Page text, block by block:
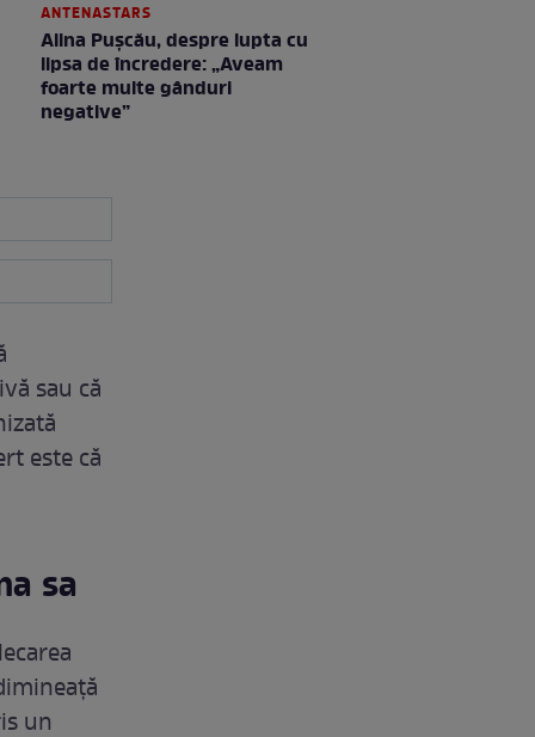
ANTENASTARS
Alina Pușcău, despre lupta cu
lipsa de încredere: „Aveam
foarte multe gânduri
negative”
sau că
este că
sa
un